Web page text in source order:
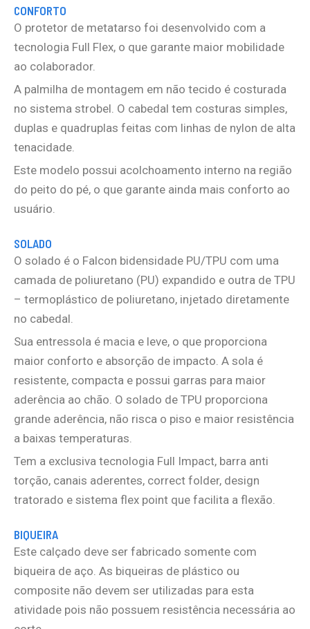
CONFORTO
O protetor de metatarso foi desenvolvido com a
tecnologia Full Flex, o que garante maior mobilidade
ao colaborador.
A palmilha de montagem em não tecido é costurada
no sistema strobel. O cabedal tem costuras simples,
duplas e quadruplas feitas com linhas de nylon de alta
tenacidade.
Este modelo possui acolchoamento interno na região
do peito do pé, o que garante ainda mais conforto ao
usuário.
SOLADO
O solado é o Falcon bidensidade PU/TPU com uma
camada de poliuretano (PU) expandido e outra de TPU
– termoplástico de poliuretano, injetado diretamente
no cabedal.
Sua entressola é macia e leve, o que proporciona
maior conforto e absorção de impacto. A sola é
resistente, compacta e possui garras para maior
aderência ao chão. O solado de TPU proporciona
grande aderência, não risca o piso e maior resistência
a baixas temperaturas.
Tem a exclusiva tecnologia Full Impact, barra anti
torção, canais aderentes, correct folder, design
tratorado e sistema flex point que facilita a flexão.
BIQUEIRA
Este calçado deve ser fabricado somente com
biqueira de aço. As biqueiras de plástico ou
composite não devem ser utilizadas para esta
atividade pois não possuem resistência necessária ao